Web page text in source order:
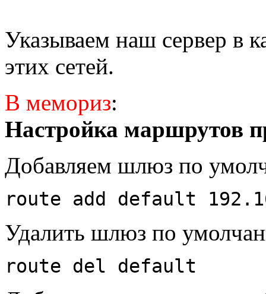
Указываем наш сервер в
этих сетей.
В мемориз:
Настройка маршрутов
Добавляем шлюз по
route add default
Удалить шлюз по
route del default